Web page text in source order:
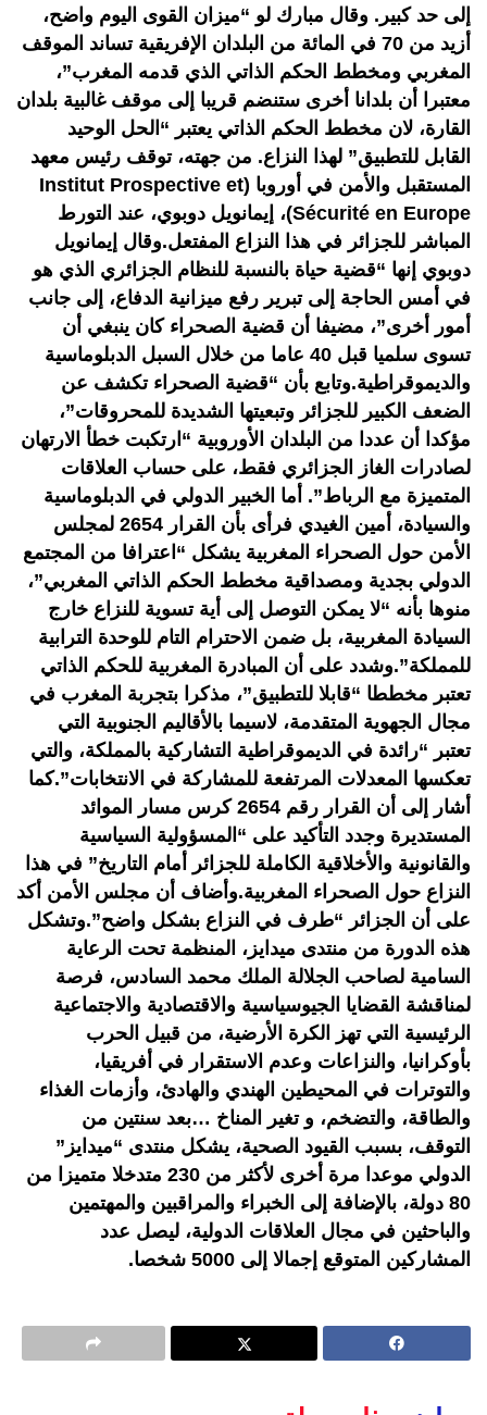
إلى حد كبير. وقال مبارك لو “ميزان القوى اليوم واضح،
أزيد من 70 في المائة من البلدان الإفريقية تساند الموقف
المغربي ومخطط الحكم الذاتي الذي قدمه المغرب”،
معتبرا أن بلدانا أخرى ستنضم قريبا إلى موقف غالبية بلدان
القارة، لان مخطط الحكم الذاتي يعتبر “الحل الوحيد
القابل للتطبيق” لهذا النزاع. من جهته، توقف رئيس معهد
المستقبل والأمن في أوروبا (Institut Prospective et
Sécurité en Europe)، إيمانويل دوبوي، عند التورط
المباشر للجزائر في هذا النزاع المفتعل.وقال إيمانويل
دوبوي إنها “قضية حياة بالنسبة للنظام الجزائري الذي هو
في أمس الحاجة إلى تبرير رفع ميزانية الدفاع، إلى جانب
أمور أخرى”، مضيفا أن قضية الصحراء كان ينبغي أن
تسوى سلميا قبل 40 عاما من خلال السبل الدبلوماسية
والديموقراطية.وتابع بأن “قضية الصحراء تكشف عن
الضعف الكبير للجزائر وتبعيتها الشديدة للمحروقات”،
مؤكدا أن عددا من البلدان الأوروبية “ارتكبت خطأ الارتهان
لصادرات الغاز الجزائري فقط، على حساب العلاقات
المتميزة مع الرباط”. أما الخبير الدولي في الدبلوماسية
والسيادة، أمين الغيدي فرأى بأن القرار 2654 لمجلس
الأمن حول الصحراء المغربية يشكل “اعترافا من المجتمع
الدولي بجدية ومصداقية مخطط الحكم الذاتي المغربي”،
منوها بأنه “لا يمكن التوصل إلى أية تسوية للنزاع خارج
السيادة المغربية، بل ضمن الاحترام التام للوحدة الترابية
للمملكة”.وشدد على أن المبادرة المغربية للحكم الذاتي
تعتبر مخططا “قابلا للتطبيق”، مذكرا بتجربة المغرب في
مجال الجهوية المتقدمة، لاسيما بالأقاليم الجنوبية التي
تعتبر “رائدة في الديموقراطية التشاركية بالمملكة، والتي
تعكسها المعدلات المرتفعة للمشاركة في الانتخابات”.كما
أشار إلى أن القرار رقم 2654 كرس مسار الموائد
المستديرة وجدد التأكيد على “المسؤولية السياسية
والقانونية والأخلاقية الكاملة للجزائر أمام التاريخ” في هذا
النزاع حول الصحراء المغربية.وأضاف أن مجلس الأمن أكد
على أن الجزائر “طرف في النزاع بشكل واضح”.وتشكل
هذه الدورة من منتدى ميدايز، المنظمة تحت الرعاية
السامية لصاحب الجلالة الملك محمد السادس، فرصة
لمناقشة القضايا الجيوسياسية والاقتصادية والاجتماعية
الرئيسية التي تهز الكرة الأرضية، من قبيل الحرب
بأوكرانيا، والنزاعات وعدم الاستقرار في أفريقيا،
والتوترات في المحيطين الهندي والهادئ، وأزمات الغذاء
والطاقة، والتضخم، و تغير المناخ …بعد سنتين من
التوقف، بسبب القيود الصحية، يشكل منتدى “ميدايز”
الدولي موعدا مرة أخرى لأكثر من 230 متدخلا متميزا من
80 دولة، بالإضافة إلى الخبراء والمراقبين والمهتمين
والباحثين في مجال العلاقات الدولية، ليصل عدد
المشاركين المتوقع إجمالا إلى 5000 شخصا.